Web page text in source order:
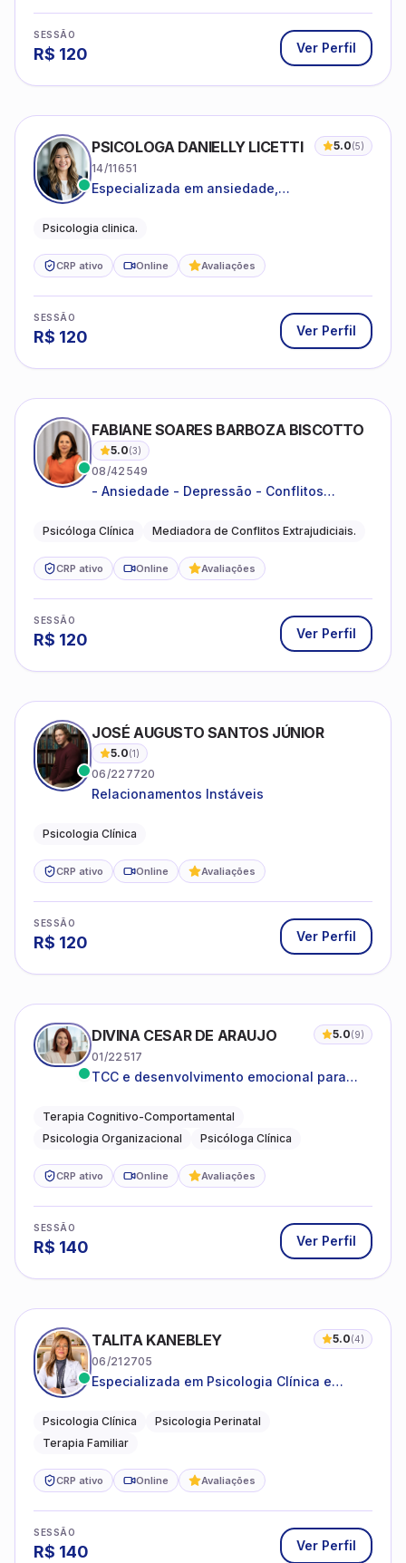
SESSÃO
R$ 120 Ver Perfil
PSICOLOGA DANIELLY LICETTI 5.0(5)
14/11651
Especializada em ansiedade,
Psicologia clinica.
CRP ativo Online Avaliações
SESSÃO
R$ 120 Ver Perfil
FABIANE SOARES BARBOZA BISCOTTO
5.0(3)
08/42549
- Ansiedade - Depressão - Conflitos
relacionamentos - Autoestima -
Psicóloga Clínica Mediadora de Conflitos Extrajudiciais.
CRP ativo Online Avaliações
SESSÃO
R$ 120 Ver Perfil
JOSÉ AUGUSTO SANTOS JÚNIOR
5.0(1)
06/227720
Relacionamentos Instáveis
Psicologia Clínica
CRP ativo Online Avaliações
SESSÃO
R$ 120 Ver Perfil
DIVINA CESAR DE ARAUJO 5.0(9)
01/22517
TCC e desenvolvimento emocional para
Terapia Cognitivo-Comportamental
Psicologia Organizacional
Psicóloga Clínica
CRP ativo Online Avaliações
SESSÃO
R$ 140 Ver Perfil
TALITA KANEBLEY 5.0(4)
06/212705
Especializada em Psicologia Clínica e
famílias
Psicologia Clínica
Psicologia Perinatal
Terapia Familiar
CRP ativo Online Avaliações
SESSÃO
R$ 140 Ver Perfil